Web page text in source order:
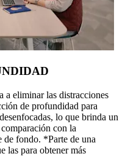
a eliminar las distracciones
de profundidad para
lo que brinda un
con la
de fondo. *Parte de una
las para obtener más